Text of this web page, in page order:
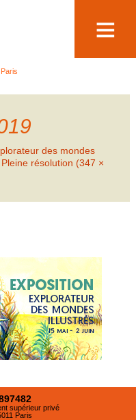
des mondes
Pleine résolution (347 ×
supérieur privé
Paris